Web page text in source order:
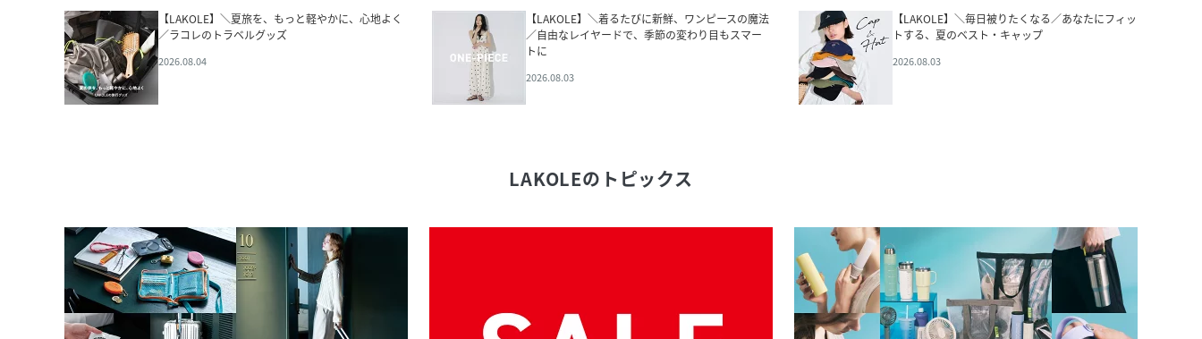
【LAKOLE】＼夏旅を、もっと軽やかに、心地よく
／ラコレのトラベルグッズ
2026.08.04
【LAKOLE】＼着るたびに新鮮、ワンピースの魔法
／自由なレイヤードで、季節の変わり目もスマー
トに
2026.08.03
【LAKOLE】＼毎日被りたくなる／あなたにフィッ
トする、夏のベスト・キャップ
2026.08.03
LAKOLEのトピックス